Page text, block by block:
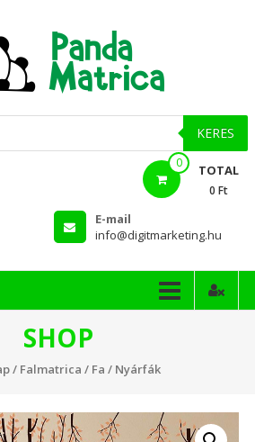
KERES
0 TOTAL
0 Ft
E-mail
info@digitmarketing.hu
SHOP
/ Falmatrica / Fa / Nyárfák